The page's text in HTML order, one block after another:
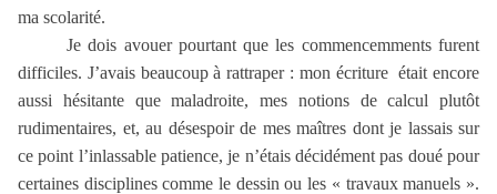
ma scolarité.
Je dois avouer pourtant que les commencemments furent
difficiles. J’avais beaucoup à rattraper : mon écriture était encore
aussi hésitante que maladroite, mes notions de calcul plutôt
rudimentaires, et, au désespoir de mes maîtres dont je lassais sur
ce point l’inlassable patience, je n’étais décidément pas doué pour
certaines disciplines comme le dessin ou les « travaux manuels ».